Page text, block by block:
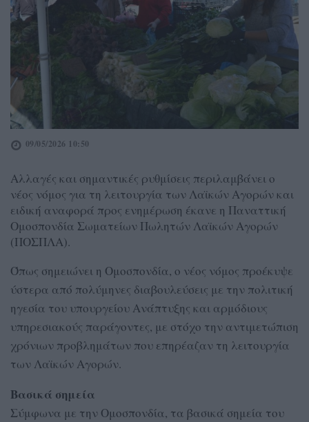
09/05/2026 10:50
Αλλαγές και σημαντικές ρυθμίσεις περιλαμβάνει ο
νέος νόμος για τη λειτουργία των Λαϊκών Αγορών και
ειδική αναφορά προς ενημέρωση έκανε η Παναττική
Ομοσπονδία Σωματείων Πωλητών Λαϊκών Αγορών
(ΠΟΣΠΛΑ).
Όπως σημειώνει η Ομοσπονδία, ο νέος νόμος προέκυψε
ύστερα από πολύμηνες διαβουλεύσεις με την πολιτική
ηγεσία του υπουργείου Ανάπτυξης και αρμόδιους
υπηρεσιακούς παράγοντες, με στόχο την αντιμετώπιση
χρόνιων προβλημάτων που επηρέαζαν τη λειτουργία
των Λαϊκών Αγορών.
Βασικά σημεία
Σύμφωνα με την Ομοσπονδία, τα βασικά σημεία του